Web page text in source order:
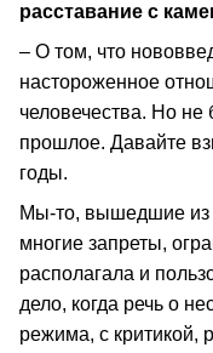
расставание с
– О том, что
настороженное
человечества. Но не
прошлое. Давайте
годы.
Мы-то, вышедшие из
многие запреты,
располагала и
дело, когда речь о
режима, с